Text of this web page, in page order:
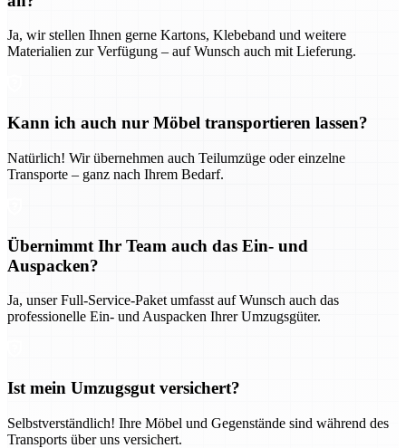
Ja, wir stellen Ihnen gerne Kartons, Klebeband und weitere
Materialien zur Verfügung – auf Wunsch auch mit Lieferung.
Kann ich auch nur Möbel transportieren lassen?
Natürlich! Wir übernehmen auch Teilumzüge oder einzelne
Transporte – ganz nach Ihrem Bedarf.
Übernimmt Ihr Team auch das Ein- und
Auspacken?
Ja, unser Full-Service-Paket umfasst auf Wunsch auch das
professionelle Ein- und Auspacken Ihrer Umzugsgüter.
Ist mein Umzugsgut versichert?
Selbstverständlich! Ihre Möbel und Gegenstände sind während des
Transports über uns versichert.